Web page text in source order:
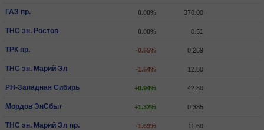
ГАЗ пр. 0.00% 370.00
ТНС эн. Ростов 0.00% 0.51
ТРК пр. -0.55% 0.269
ТНС эн. Марий Эл -1.54% 12.80
РН-Западная Сибирь +0.94% 42.80
Мордов ЭнСбыт +1.32% 0.385
ТНС эн. Марий Эл пр. -1.69% 11.60